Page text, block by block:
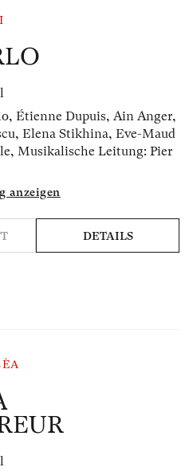
Étienne Dupuis, Ain Anger,
Elena Stikhina, Eve-Maud
Musikalische Leitung: Pier
anzeigen
DETAILS